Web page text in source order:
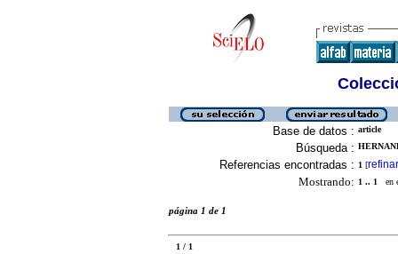
Base de datos : article
Búsqueda :
Referencias encontradas : 1 [refinar
Mostrando: 1 .. 1 en
página 1 de 1
1 / 1